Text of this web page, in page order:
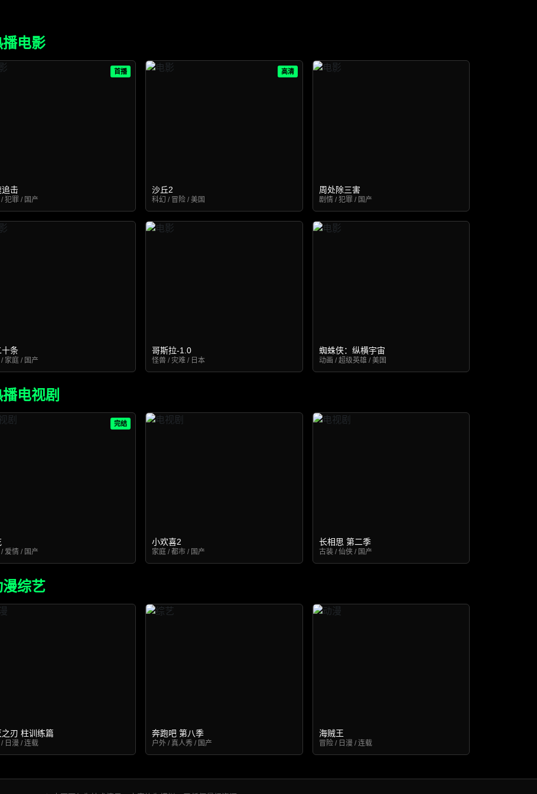
播电影
首播
追击
犯罪 / 国产
高清
沙丘2
科幻 / 冒险 / 美国
周处除三害
剧情 / 犯罪 / 国产
十条
家庭 / 国产
哥斯拉-1.0
怪兽 / 灾难 / 日本
蜘蛛侠：纵横宇宙
动画 / 超级英雄 / 美国
电视剧
完结
爱情 / 国产
小欢喜2
家庭 / 都市 / 国产
长相思 第二季
古装 / 仙侠 / 国产
漫综艺
之刃 柱训练篇
日漫 / 连载
奔跑吧 第八季
户外 / 真人秀 / 国产
海贼王
冒险 / 日漫 / 连载